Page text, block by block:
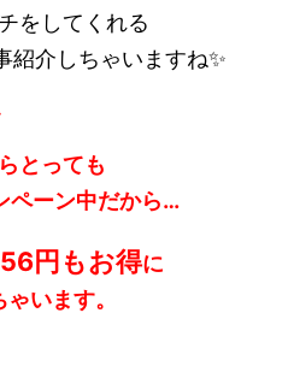
をしてくれる
紹介しちゃいますね✨
とっても
ペーン中だから…
円もお得に
います。